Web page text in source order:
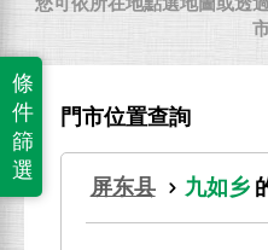
份
有
限
公
司
條
件
篩
選
門市位置查詢
屏东县 九如乡